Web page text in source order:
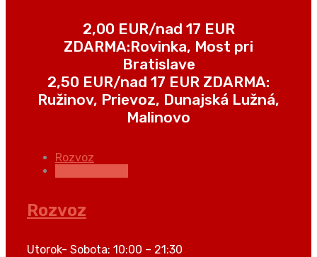
2,00 EUR/nad 17 EUR
ZDARMA:Rovinka, Most pri
Bratislave
2,50 EUR/nad 17 EUR ZDARMA:
Ružinov, Prievoz, Dunajská Lužná,
Malinovo
Rozvoz
Rozvoz
Utorok- Sobota: 10:00 – 21:30